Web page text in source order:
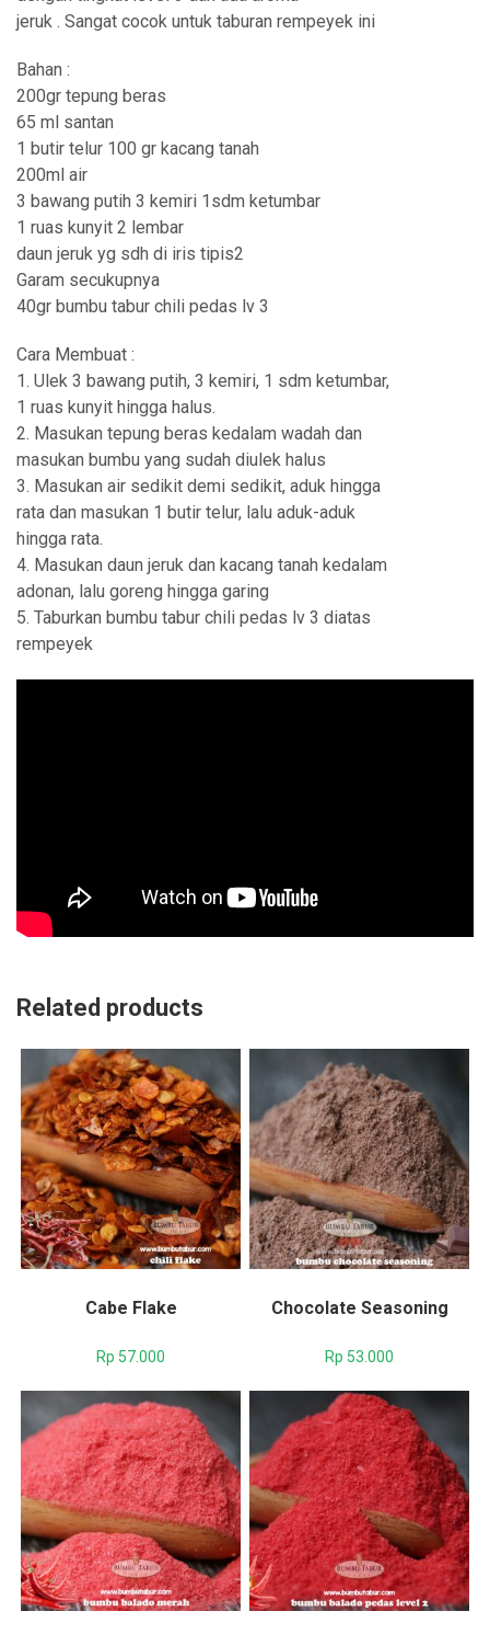
jeruk . Sangat cocok untuk taburan rempeyek ini
Bahan :
200gr tepung beras
65 ml santan
1 butir telur 100 gr kacang tanah
200ml air
3 bawang putih 3 kemiri 1sdm ketumbar
1 ruas kunyit 2 lembar
daun jeruk yg sdh di iris tipis2
Garam secukupnya
40gr bumbu tabur chili pedas lv 3
Cara Membuat :
1. Ulek 3 bawang putih, 3 kemiri, 1 sdm ketumbar,
1 ruas kunyit hingga halus.
2. Masukan tepung beras kedalam wadah dan
masukan bumbu yang sudah diulek halus
3. Masukan air sedikit demi sedikit, aduk hingga
rata dan masukan 1 butir telur, lalu aduk-aduk
hingga rata.
4. Masukan daun jeruk dan kacang tanah kedalam
adonan, lalu goreng hingga garing
5. Taburkan bumbu tabur chili pedas lv 3 diatas
rempeyek
Related products
Cabe Flake
Rp 57.000
Chocolate Seasoning
Rp 53.000